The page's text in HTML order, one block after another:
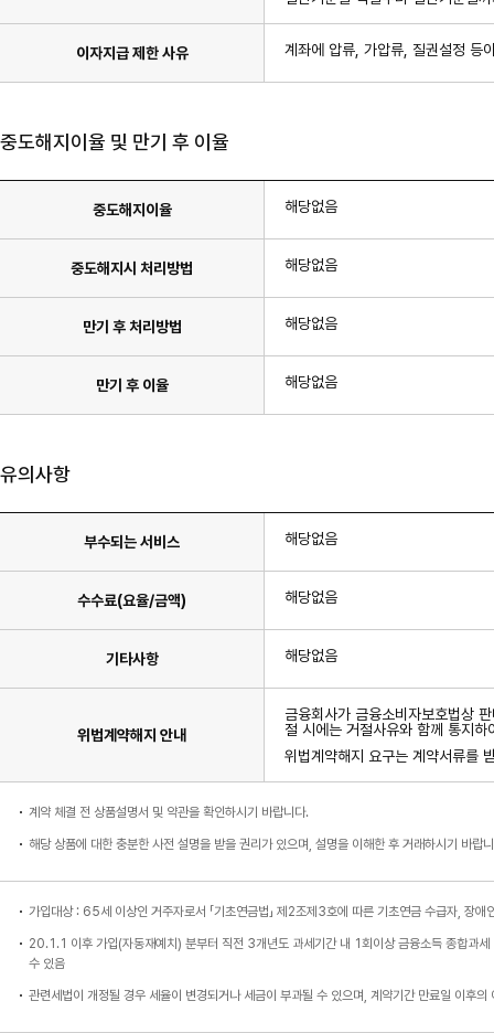
이자지급 제한 사유 계좌에 압류, 가압류, 질권설정 등
중도해지이율 및 만기 후 이율
중도해지이율 해당없음
중도해지시 처리방법 해당없음
만기 후 처리방법 해당없음
만기 후 이율 해당없음
유의사항
부수되는 서비스 해당없음
수수료(요율/금액) 해당없음
기타사항 해당없음
위법계약해지 안내
금융회사가 금융소비자보호법상
절 시에는 거절사유와 함께 통지하
위법계약해지 요구는 계약서류를
계약 체결 전 상품설명서 및 약관을 확인하시기 바랍니다.
해당 상품에 대한 충분한 사전 설명을 받을 권리가 있으며, 설명을 이해한 후 거래하시기 바랍
가입대상 : 65세 이상인 거주자로서 「기초연금법」 제2조제3호에 따른 기초연금 수급자, 장
20.1.1 이후 가입(자동재예치) 분부터 직전 3개년도 과세기간 내 1회이상 금융소득 종합과
수 있음
관련세법이 개정될 경우 세율이 변경되거나 세금이 부과될 수 있으며, 계약기간 만료일 이후의